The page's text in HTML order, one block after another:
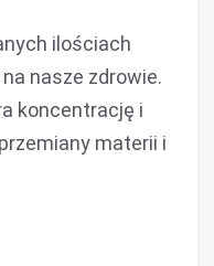
ilościach
nasze zdrowie.
koncentrację i
materii i